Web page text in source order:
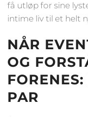
få utløp for sine
intime liv til et helt
NÅR
OG
PAR